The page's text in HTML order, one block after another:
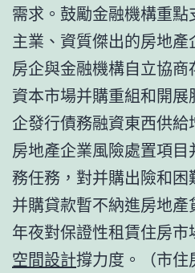
需求。鼓勵金融機構重
主業、資質傑出的房地
房企與金融機構自立協
資本市場并購重組和開
企發行債務融資東西供
房地產企業風險處置項
務任務，對并購出險和
并購貸款暫不納進房地
年夜對保證性租賃住房
空間設計撐力度。（市